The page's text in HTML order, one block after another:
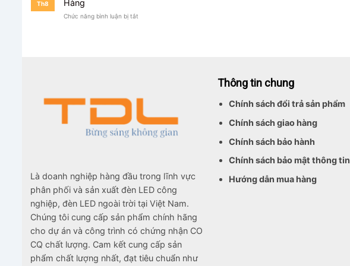
Th8
Hàng
Chức năng bình luận bị tắt
Là doanh nghiệp hàng đầu trong lĩnh vực
phân phối và sản xuất đèn LED công
nghiệp, đèn LED ngoài trời tại Việt Nam.
Chúng tôi cung cấp sản phẩm chính hãng
cho dự án và công trình có chứng nhận CO
CQ chất lượng. Cam kết cung cấp sản
phẩm chất lượng nhất, đạt tiêu chuẩn như
Thông tin chung
Chính sách đổi trả sản phẩm
Chính sách giao hàng
Chính sách bảo hành
Chính sách bảo mật thông tin
Hướng dẫn mua hàng